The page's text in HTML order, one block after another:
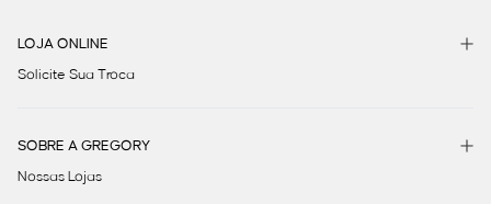
LOJA ONLINE
Solicite Sua Troca
SOBRE A GREGORY
Nossas Lojas